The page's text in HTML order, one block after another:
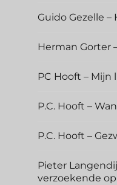
Guido Gezelle –
Herman Gorter
PC Hooft – Mijn
P.C. Hooft –
P.C. Hooft –
Pieter
verzoekende